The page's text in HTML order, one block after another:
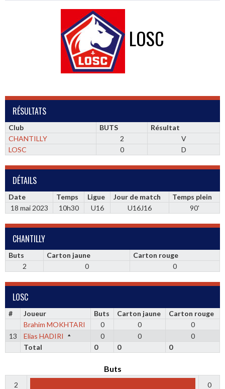
LOSC
RÉSULTATS
Club BUTS
Résultat
CHANTILLY
2
V
LOSC
0 D
DÉTAILS
Date Temps Ligue Jour de match
Temps plein
18 mai 2023
10h30 U16 U16J16 90'
CHANTILLY
Buts Carton jaune
Carton rouge
2
0 0
LOSC
# Joueur Buts Carton jaune
Carton rouge
Brahim MOKHTARI
0 0
0
13
Elias HADIRI 0 0
0
Total
0 0 0
Buts
2 0